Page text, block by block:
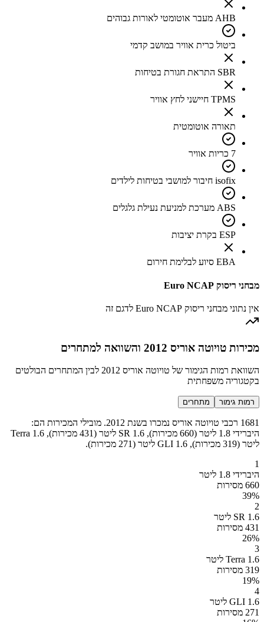
AHB מעבר אוטומטי לאורות גבוהים
ביטול כרית אוויר במושב קדמי
SBR התראת חגורת בטיחות
TPMS חיישני לחץ אוויר
תאורה אוטומטית
7 כריות אוויר
isofix חיבור למושבי בטיחות לילדים
ABS מערכת למניעת נעילת גלגלים
ESP בקרת יציבות
EBA סיוע לבלימת חירום
מבחני ריסוק Euro NCAP
אין נתוני מבחני ריסוק Euro NCAP לדגם זה
מכירות טויוטה אוריס 2012 והשוואה למתחרים
השוואת רמות הגימור של טויוטה אוריס 2012 לבין המתחרים הבולטים
בקטגוריה משפחתית
רמות גימור מתחרים
1681 רכבי טויוטה אוריס נמכרו בשנת 2012. מובילי המכירות הם:
היברידי 1.8 ליטר (660 מכירות), SR 1.6 ליטר (431 מכירות), Terra 1.6
ליטר (319 מכירות), GLI 1.6 ליטר (271 מכירות).
1
היברידי 1.8 ליטר
660 מסירות
39%
2
SR 1.6 ליטר
431 מסירות
26%
3
Terra 1.6 ליטר
319 מסירות
19%
4
GLI 1.6 ליטר
271 מסירות